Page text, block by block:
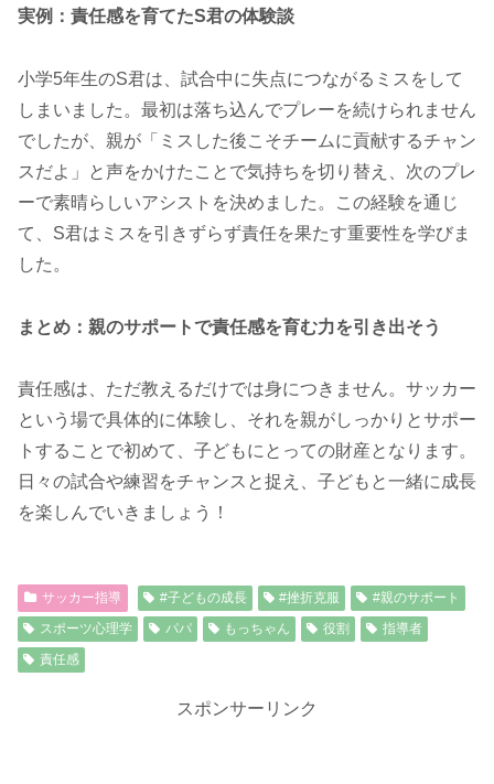
実例：責任感を育てたS君の体験談
小学5年生のS君は、試合中に失点につながるミスをして
しまいました。最初は落ち込んでプレーを続けられません
でしたが、親が「ミスした後こそチームに貢献するチャン
スだよ」と声をかけたことで気持ちを切り替え、次のプレ
ーで素晴らしいアシストを決めました。この経験を通じ
て、S君はミスを引きずらず責任を果たす重要性を学びま
した。
まとめ：親のサポートで責任感を育む力を引き出そう
責任感は、ただ教えるだけでは身につきません。サッカー
という場で具体的に体験し、それを親がしっかりとサポー
トすることで初めて、子どもにとっての財産となります。
日々の試合や練習をチャンスと捉え、子どもと一緒に成長
を楽しんでいきましょう！
サッカー指導 #子どもの成長 #挫折克服
#親のサポート
スポーツ心理学
パパ もっちゃん 役割
指導者
責任感
スポンサーリンク